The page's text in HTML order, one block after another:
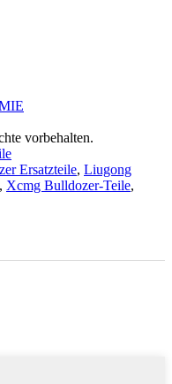
vorbehalten.
Ersatzteile, Liugong
, Xcmg Bulldozer-Teile,